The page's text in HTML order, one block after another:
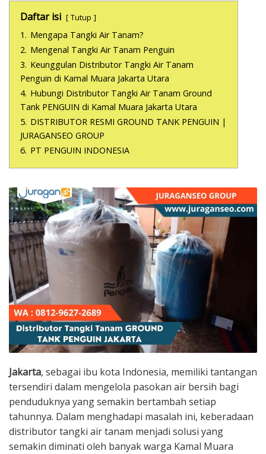
Daftar isi Tutup
1. Mengapa Tangki Air Tanam?
2. Mengenal Tangki Air Tanam Penguin
3. Keunggulan Distributor Tangki Air Tanam
Penguin di Kamal Muara Jakarta Utara
4. Hubungi Distributor Tangki Air Tanam Ground
Tank PENGUIN di Kamal Muara Jakarta Utara
5. DISTRIBUTOR RESMI GROUND TANK PENGUIN |
JURAGANSEO GROUP
6. PT PENGUIN INDONESIA
Jakarta, sebagai ibu kota Indonesia, memiliki tantangan
tersendiri dalam mengelola pasokan air bersih bagi
penduduknya yang semakin bertambah setiap
tahunnya. Dalam menghadapi masalah ini, keberadaan
distributor tangki air tanam menjadi solusi yang
semakin diminati oleh banyak warga Kamal Muara